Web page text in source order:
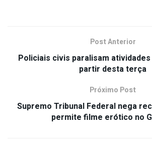
Post Anterior
Policiais civis paralisam
partir desta terça
Próximo Post
Supremo Tribunal Federal nega
permite filme erótico no